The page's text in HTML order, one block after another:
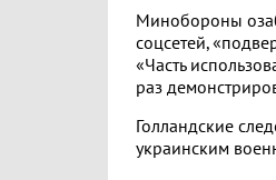
Минобороны
соцсетей,
«Часть
раз
Голландские
украинским